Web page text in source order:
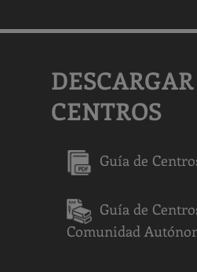
CENTROS
Guía de
Guía de
Comunidad